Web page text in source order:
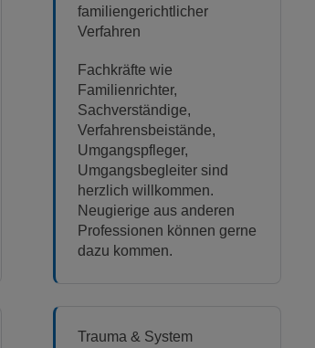
familiengerichtlicher
Verfahren
Fachkräfte wie
Familienrichter,
Sachverständige,
Verfahrensbeistände,
Umgangspfleger,
Umgangsbegleiter sind
herzlich willkommen.
Neugierige aus anderen
Professionen können gerne
dazu kommen.
Trauma & System